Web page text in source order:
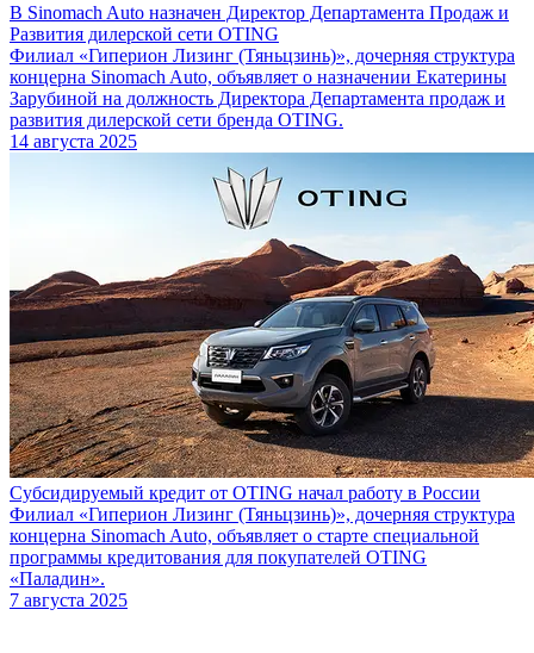
В Sinomach Auto назначен Директор Департамента Продаж и
Развития дилерской сети OTING
Филиал «Гиперион Лизинг (Тяньцзинь)», дочерняя структура
концерна Sinomach Auto, объявляет о назначении Екатерины
Зарубиной на должность Директора Департамента продаж и
развития дилерской сети бренда OTING.
14 августа 2025
Субсидируемый кредит от OTING начал работу в России
Филиал «Гиперион Лизинг (Тяньцзинь)», дочерняя структура
концерна Sinomach Auto, объявляет о старте специальной
программы кредитования для покупателей OTING
«Паладин».
7 августа 2025